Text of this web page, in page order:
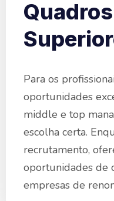
Para os
oportunidades
middle e top
escolha certa.
recrutamento,
oportunidades de
empresas de